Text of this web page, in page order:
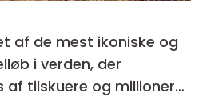
af de mest ikoniske og
i verden, der
tilskuere og millioner